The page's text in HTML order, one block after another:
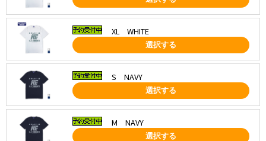
XL WHITE
選択する
S NAVY
選択する
M NAVY
選択する